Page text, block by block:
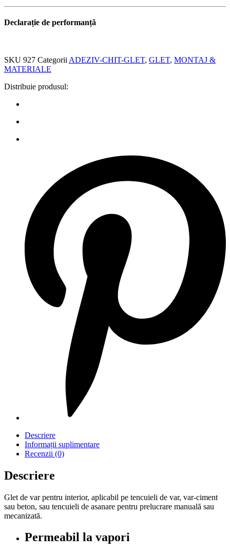
Declarație de performanță
SKU 927 Categorii ADEZIV-CHIT-GLET, GLET, MONTAJ &
MATERIALE
Distribuie produsul:
Descriere
Informații suplimentare
Recenzii (0)
Descriere
Glet de var pentru interior, aplicabil pe tencuieli de var, var-ciment
sau beton, sau tencuieli de asanare pentru prelucrare manuală sau
mecanizată.
Permeabil la vapori